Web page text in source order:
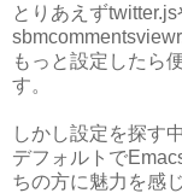
とりあえず
もっと設定したら
す。
しかし設定を探す
デフォルトで
ちの方に魅力を感